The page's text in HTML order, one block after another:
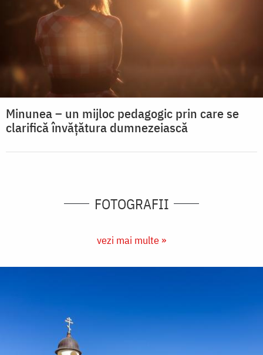
Minunea – un mijloc pedagogic prin care se
clarifică învățătura dumnezeiască
FOTOGRAFII
vezi mai multe »